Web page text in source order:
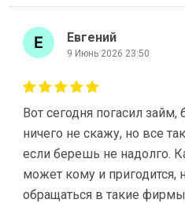
Евгений
9 Июнь 2026 23:50
Вот сегодня погасил займ,
ничего не скажу, но все
если берешь не надолго.
может кому и пригодится,
обращаться в такие